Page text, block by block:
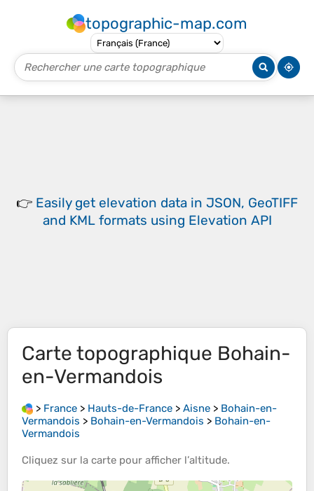
topographic-map.com
👉 Easily get elevation data in JSON, GeoTIFF
and KML formats using Elevation API
Carte topographique Bohain-
en-Vermandois
> France > Hauts-de-France > Aisne > Bohain-en-
Vermandois > Bohain-en-Vermandois > Bohain-en-
Vermandois
Cliquez sur la carte pour afficher l’altitude.